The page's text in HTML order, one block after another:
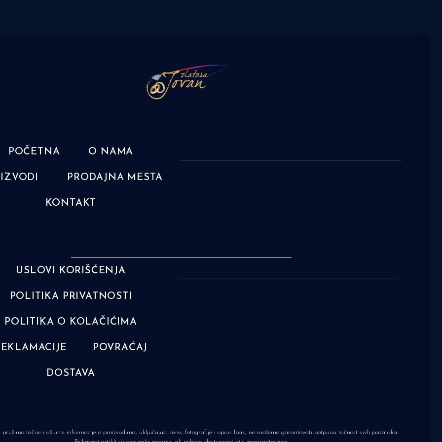
POČETNA O NAMA
PRODAJNA MESTA
KONTAKT
USLOVI KORIŠĆENJA
POLITIKA PRIVATNOSTI
POLITIKA O KOLAČIĆIMA
POVRAĆAJ
DOSTAVA
tačne i ažurne informacije o proizvodima, uključujući cene, fotografije i opise. Ipak, ne možemo garantovati potpunu tačnost svih podataka.